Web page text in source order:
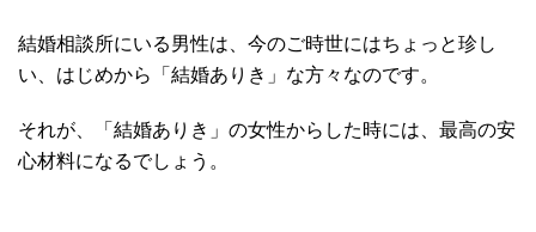
結婚相談所にいる男性は、今のご時世にはちょっと珍し
い、はじめから「結婚ありき」な方々なのです。
それが、「結婚ありき」の女性からした時には、最高の安
心材料になるでしょう。